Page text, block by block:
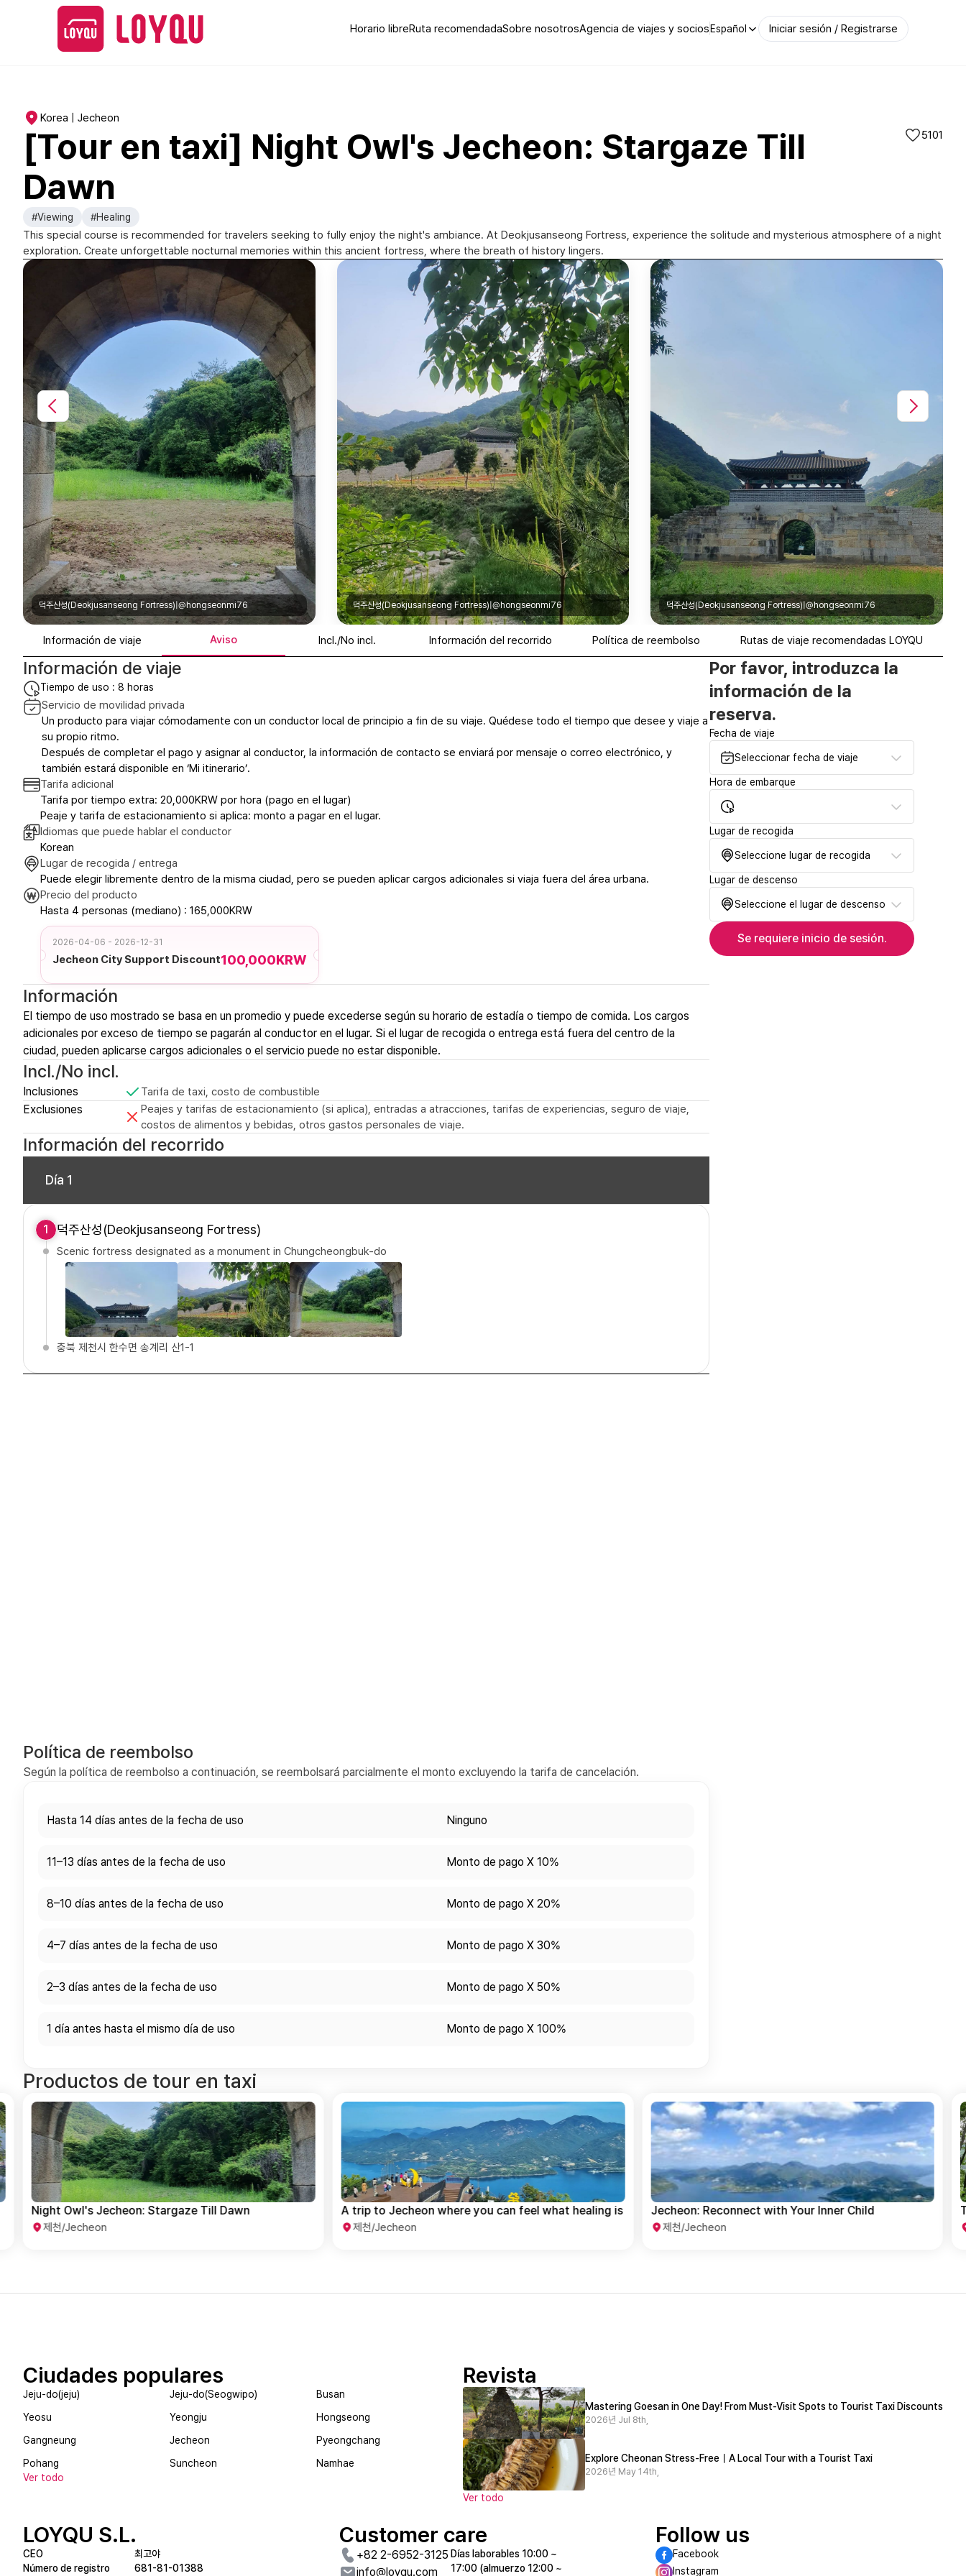
Horario libreRuta recomendadaSobre nosotrosAgencia de viajes y sociosEspañol Iniciar sesión / Registrarse
Korea | Jecheon
[Tour en taxi] Night Owl's Jecheon: Stargaze Till
Dawn
5101
#Viewing #Healing
This special course is recommended for travelers seeking to fully enjoy the night's ambiance. At Deokjusanseong Fortress, experience the solitude and mysterious atmosphere of a night
exploration. Create unforgettable nocturnal memories within this ancient fortress, where the breath of history lingers.
덕주산성(Deokjusanseong Fortress)|@hongseonmi76 덕주산성(Deokjusanseong Fortress)|@hongseonmi76 덕주산성(Deokjusanseong Fortress)|@hongseonmi76
Información de viaje Aviso Incl./No incl. Información del recorrido Política de reembolso Rutas de viaje recomendadas LOYQU
Información de viaje
Tiempo de uso : 8 horas
Servicio de movilidad privada
Un producto para viajar cómodamente con un conductor local de principio a fin de su viaje. Quédese todo el tiempo que desee y viaje a
su propio ritmo.
Después de completar el pago y asignar al conductor, la información de contacto se enviará por mensaje o correo electrónico, y
también estará disponible en ‘Mi itinerario’.
Tarifa adicional
Tarifa por tiempo extra: 20,000KRW por hora (pago en el lugar)
Peaje y tarifa de estacionamiento si aplica: monto a pagar en el lugar.
Idiomas que puede hablar el conductor
Korean
Lugar de recogida / entrega
Puede elegir libremente dentro de la misma ciudad, pero se pueden aplicar cargos adicionales si viaja fuera del área urbana.
Precio del producto
Hasta 4 personas (mediano) : 165,000KRW
2026-04-06 - 2026-12-31
Jecheon City Support Discount100,000KRW
Información
El tiempo de uso mostrado se basa en un promedio y puede excederse según su horario de estadía o tiempo de comida. Los cargos
adicionales por exceso de tiempo se pagarán al conductor en el lugar. Si el lugar de recogida o entrega está fuera del centro de la
ciudad, pueden aplicarse cargos adicionales o el servicio puede no estar disponible.
Incl./No incl.
Inclusiones Tarifa de taxi, costo de combustible
Exclusiones
Peajes y tarifas de estacionamiento (si aplica), entradas a atracciones, tarifas de experiencias, seguro de viaje,
costos de alimentos y bebidas, otros gastos personales de viaje.
Información del recorrido
Día 1
1 덕주산성(Deokjusanseong Fortress)
Scenic fortress designated as a monument in Chungcheongbuk-do
충북 제천시 한수면 송계리 산1-1
Política de reembolso
Según la política de reembolso a continuación, se reembolsará parcialmente el monto excluyendo la tarifa de cancelación.
Hasta 14 días antes de la fecha de uso Ninguno
11–13 días antes de la fecha de uso Monto de pago X 10%
8–10 días antes de la fecha de uso Monto de pago X 20%
4–7 días antes de la fecha de uso Monto de pago X 30%
2–3 días antes de la fecha de uso Monto de pago X 50%
1 día antes hasta el mismo día de uso Monto de pago X 100%
Por favor, introduzca la
información de la
reserva.
Fecha de viaje
Seleccionar fecha de viaje
Hora de embarque
Lugar de recogida
Seleccione lugar de recogida
Lugar de descenso
Seleccione el lugar de descenso
Se requiere inicio de sesión.
Productos de tour en taxi
Night Owl's Jecheon: Stargaze Till Dawn
제천/Jecheon
A trip to Jecheon where you can feel what healing is
제천/Jecheon
Jecheon: Reconnect with Your Inner Child
제천/Jecheon
Ciudades populares
Jeju-do(jeju) Jeju-do(Seogwipo)
Busan
Yeosu
Yeongju
Hongseong
Gangneung
Jecheon
Pyeongchang
Pohang
Suncheon
Namhae
Ver todo
Revista
Mastering Goesan in One Day! From Must-Visit Spots to Tourist Taxi Discounts
2026년 Jul 8th,
Explore Cheonan Stress-Free｜A Local Tour with a Tourist Taxi
2026년 May 14th,
Ver todo
LOYQU S.L.
CEO
Número de registro
최고야
681-81-01388
Customer care
+82 2-6952-3125
info@loyqu.com
Días laborables 10:00 ~
17:00 (almuerzo 12:00 ~
Follow us
Facebook
Instagram